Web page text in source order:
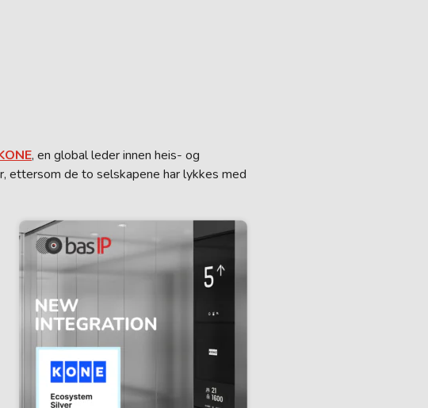
, en global leder innen heis- og
ettersom de to selskapene har lykkes med